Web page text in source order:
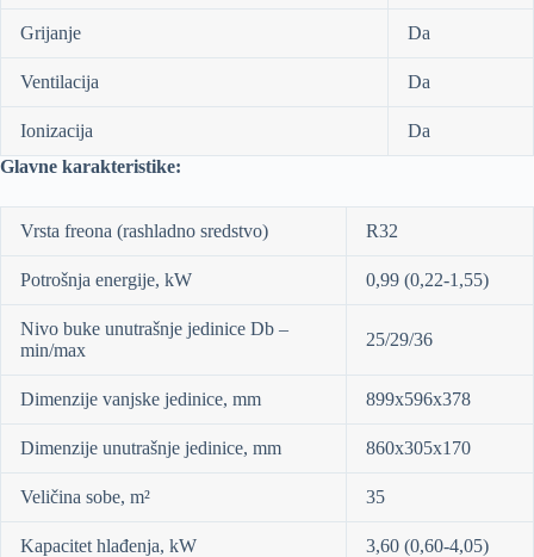
Grijanje Da
Ventilacija Da
Ionizacija
Da
Glavne karakteristike:
Vrsta freona (rashladno sredstvo) R32
Potrošnja energije, kW 0,99 (0,22-1,55)
Nivo buke unutrašnje jedinice Db –
min/max
25/29/36
Dimenzije vanjske jedinice, mm 899x596x378
Dimenzije unutrašnje jedinice, mm 860x305x170
Veličina sobe, m² 35
Kapacitet hlađenja, kW 3,60 (0,60-4,05)